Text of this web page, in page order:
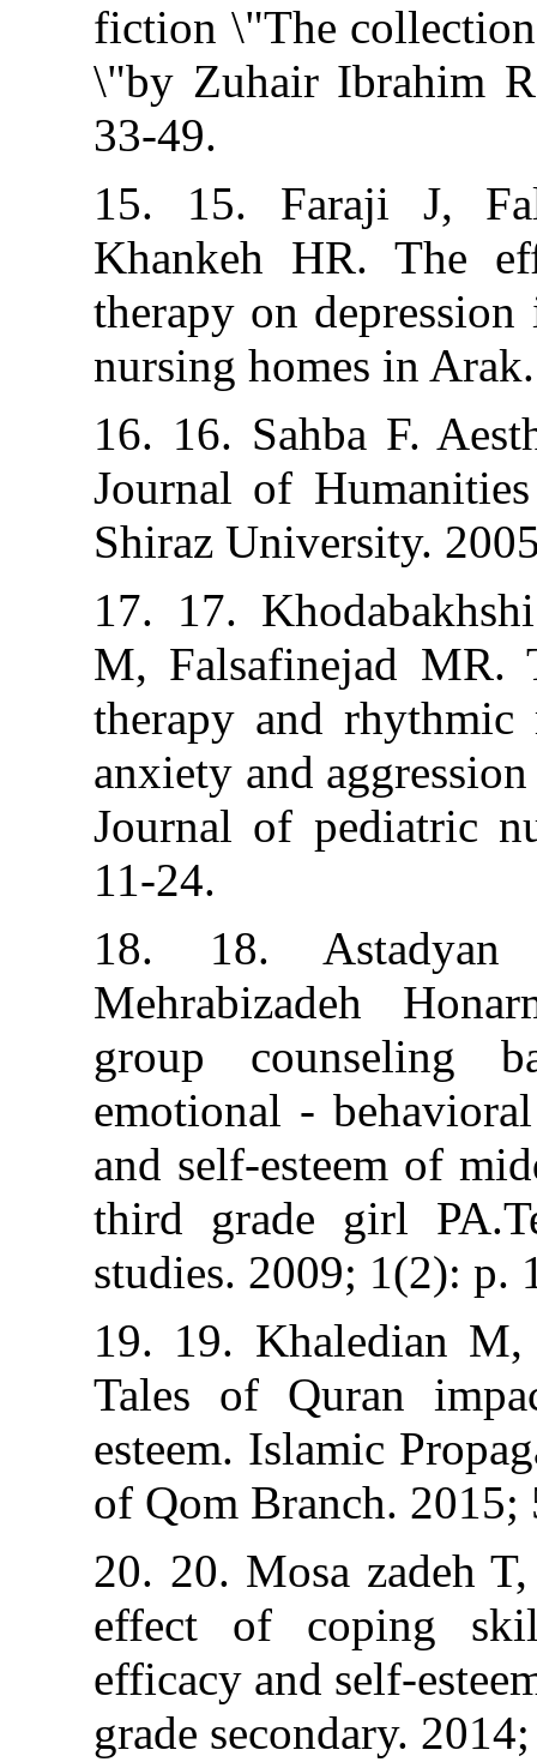
fiction \"The
\"by Zuhair
15. 15.
Khankeh HR.
therapy on
nursing homes
16. 16. Sahba
Journal of
Shiraz
17. 17.
M,
therapy and
anxiety and
Journal of
18. 18.
group
emotional -
and self-
third grade
studies. 2009;
19. 19.
Tales of
esteem.
of Qom
20. 20. Mosa
effect of
efficacy and
grade